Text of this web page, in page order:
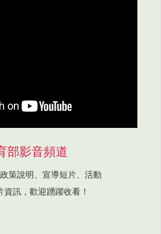
部影音頻道
策說明、宣導短片、活動
資訊，歡迎踴躍收看！